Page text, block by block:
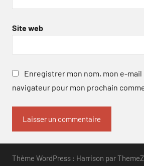
Site web
Enregistrer mon nom, mon e-
navigateur pour mon prochain
Thème WordPress : Harrison par